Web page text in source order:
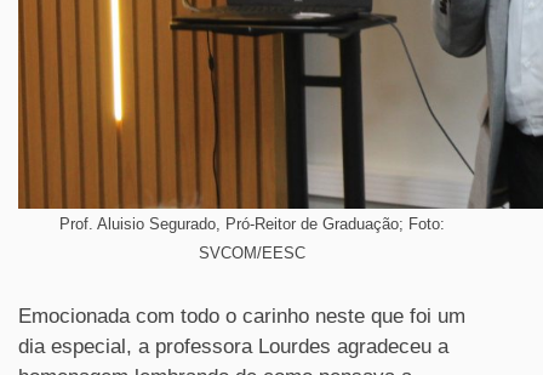
Prof. Aluisio Segurado, Pró-Reitor de Graduação; Foto:
SVCOM/EESC
Emocionada com todo o carinho neste que foi um
dia especial, a professora Lourdes agradeceu a